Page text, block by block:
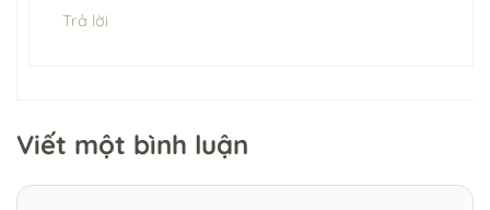
Trả lời
Viết một bình luận
Bình